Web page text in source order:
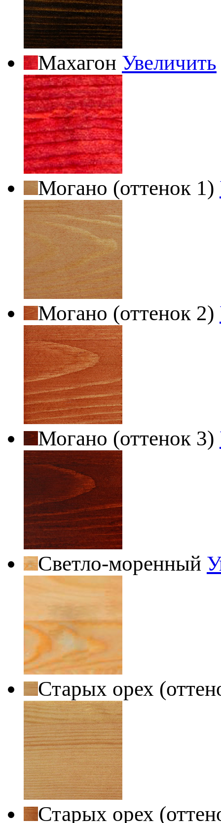
Махагон Увеличить
Могано (оттенок 1)
Могано (оттенок 2)
Могано (оттенок 3)
Светло-моренный
Старых орех
Старых орех